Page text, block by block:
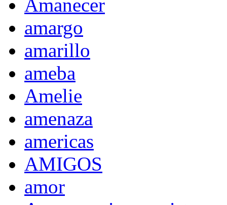
Amanecer
amargo
amarillo
ameba
Amelie
amenaza
americas
AMIGOS
amor